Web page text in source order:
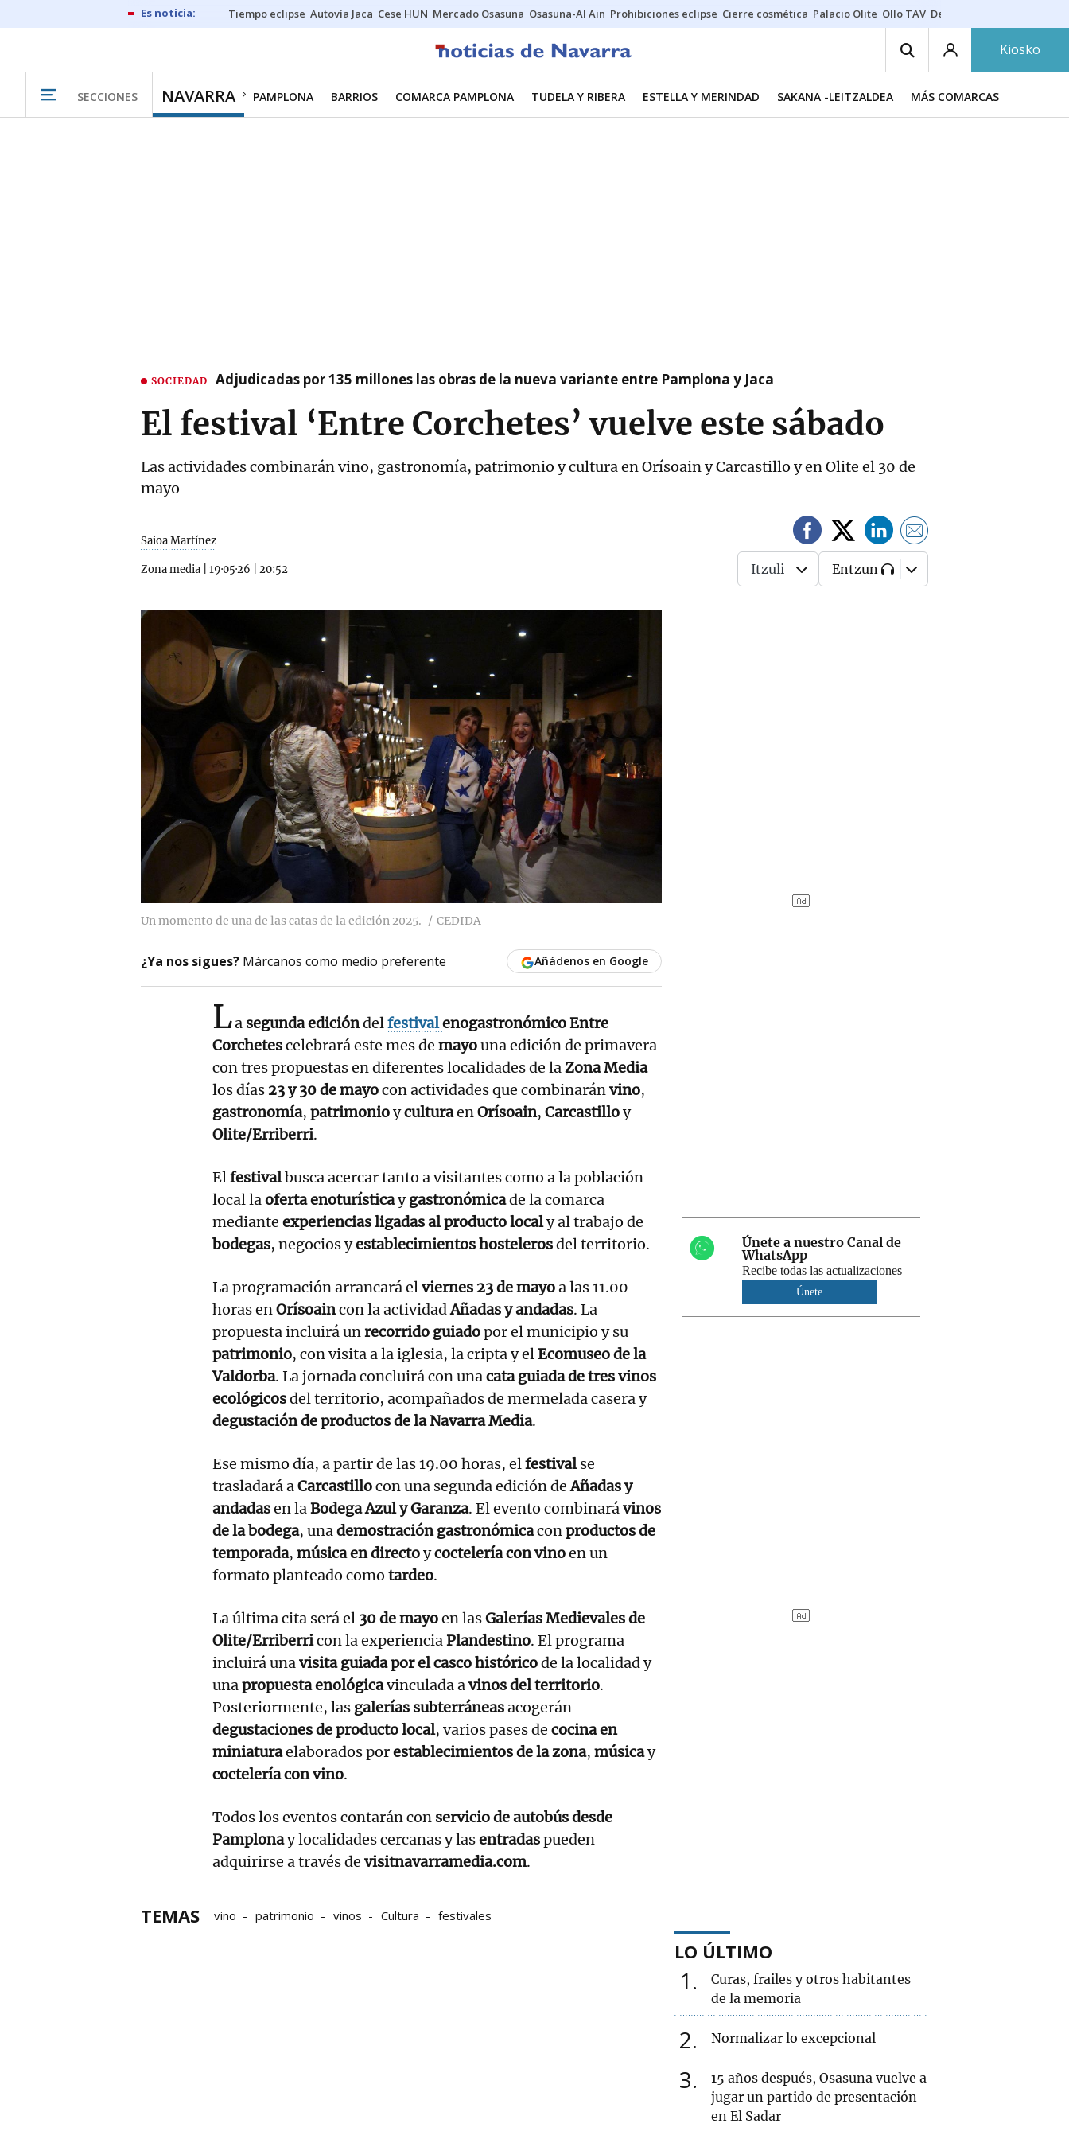
Tiempo eclipse Autovía Jaca Cese HUN Mercado Osasuna Osasuna-Al Ain Prohibiciones eclipse Cierre cosmética Palacio Olite Ollo TAV Derrama vecinos
Kiosko
SECCIONES NAVARRA PAMPLONA BARRIOS COMARCA PAMPLONA TUDELA Y RIBERA ESTELLA Y MERINDAD SAKANA -LEITZALDEA MÁS COMARCAS
SOCIEDAD Adjudicadas por 135 millones las obras de la nueva variante entre Pamplona y Jaca
El festival ‘Entre Corchetes’ vuelve este sábado
Las actividades combinarán vino, gastronomía, patrimonio y cultura en Orísoain y Carcastillo y en Olite el 30 de
mayo
Saioa Martínez
Zona media 19·05·26 20:52 Itzuli Entzun
Un momento de una de las catas de la edición 2025. CEDIDA
¿Ya nos sigues? Márcanos como medio preferente Añádenos en Google
La segunda edicióndelfestivalenogastronómico Entre
Corchetescelebrará este mes de mayouna edición de primavera
con tres propuestas en diferentes localidades de laZona Media
los días 23 y 30 de mayocon actividades que combinaránvino,
gastronomía, patrimonioyculturaenOrísoain, Carcastilloy
Olite/Erriberri.
Elfestivalbusca acercar tanto a visitantes como a la población
local laoferta enoturísticaygastronómicade la comarca
mediante experiencias ligadas al producto localy al trabajo de
bodegas, negocios yestablecimientos hostelerosdel territorio.
La programación arrancará elviernes 23 de mayoa las 11.00
horas enOrísoaincon la actividadAñadas y andadas. La
propuesta incluirá unrecorrido guiadopor el municipio y su
patrimonio, con visita a la iglesia, la cripta y elEcomuseo de la
Valdorba. La jornada concluirá con unacata guiada de tres vinos
ecológicosdel territorio, acompañados de mermelada casera y
degustación de productos de la Navarra Media.
Ese mismo día, a partir de las 19.00 horas, elfestivalse
trasladará aCarcastillocon una segunda edición deAñadas y
andadasen laBodega Azul y Garanza. El evento combinarávinos
de la bodega, unademostración gastronómicaconproductos de
temporada, música en directoycoctelería con vinoen un
formato planteado como tardeo.
La última cita será el 30 de mayoen lasGalerías Medievales de
Olite/Erriberricon la experienciaPlandestino. El programa
incluirá unavisita guiada por el casco históricode la localidad y
unapropuesta enológicavinculada avinos del territorio.
Posteriormente, las galerías subterráneasacogerán
degustaciones de producto local, varios pases de cocina en
miniaturaelaborados porestablecimientos de la zona, músicay
coctelería con vino.
Todos los eventos contarán con servicio de autobús desde
Pamplonay localidades cercanas y lasentradaspueden
adquirirse a través de visitnavarramedia.com.
TEMAS vino patrimonio vinos Cultura festivales
Únete a nuestro Canal de
WhatsApp
Recibe todas las actualizaciones
Únete
LO ÚLTIMO
1
Curas, frailes y otros habitantes
de la memoria
2 Normalizar lo excepcional
3
15 años después, Osasuna vuelve a
jugar un partido de presentación
en El Sadar